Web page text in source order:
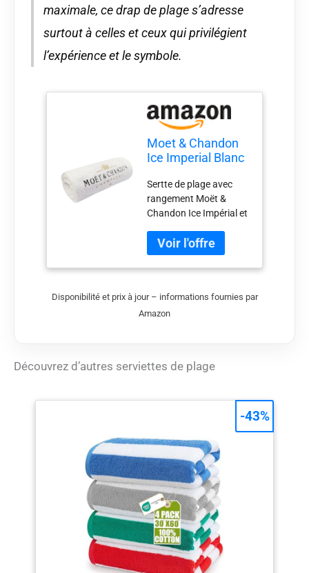
maximale, ce drap de plage s’adresse
surtout à celles et ceux qui privilégient
l’expérience et le symbole.
Moet & Chandon
Ice Imperial Blanc
Serviette de bain
Serviette de plage
vacances d'été
champagne
Accessoire
Sertte de plage avec
rangement Moët &
Chandon Ice Impérial et
Moët & Chandon Ice
Impérial Einstickung à
la tête Matériau : 60 %
Dimensions
approximatives : 180 x
Disponibilité et prix à jour – informations fournies par
Amazon
Découvrez d’autres serviettes de plage
-43%